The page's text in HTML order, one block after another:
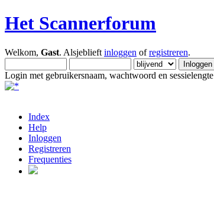
Het Scannerforum
Welkom, Gast. Alsjeblieft inloggen ofregistreren.
Login met gebruikersnaam, wachtwoord en sessielengte
Index
Help
Inloggen
Registreren
Frequenties